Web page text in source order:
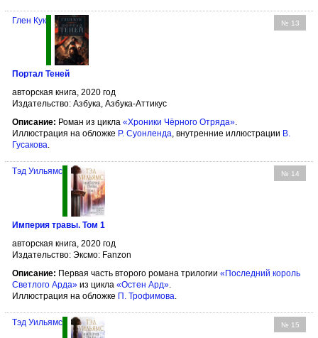
№ 13
Глен Кук
Портал Теней
авторская книга, 2020 год
Издательство: Азбука, Азбука-Аттикус
Описание: Роман из цикла «Хроники Чёрного Отряда»
Иллюстрация на обложке Р. Суонленда , внутренние иллюстрации В.
Гусакова
№ 14
Тэд Уильямс
Империя травы. Том 1
авторская книга, 2020 год
Издательство: Эксмо: Fanzon
Описание: Первая часть второго романа трилогии «Последний король
Светлого Арда» из цикла «Остен Ард»
Иллюстрация на обложке П. Трофимова
№ 15
Тэд Уильямс